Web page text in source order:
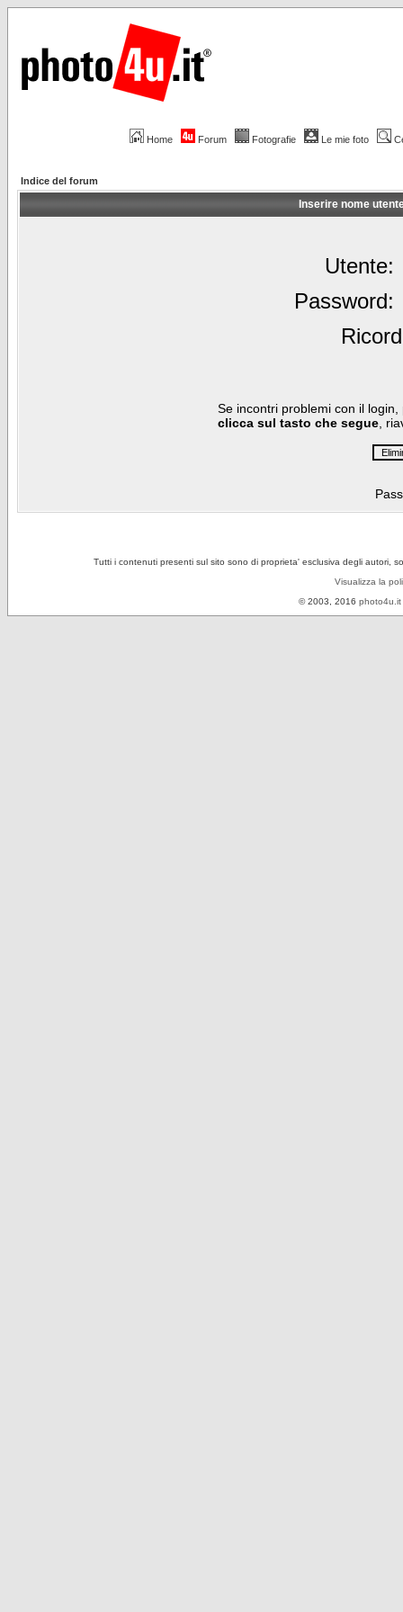
Home Forum Fotografie Le mie foto
Indice del forum
Inserire nome
Utente:
Password:
Se incontri problemi con il
clicca sul tasto che segue ,
Tutti i contenuti presenti sul sito sono di proprieta' esclusiva degli autori,
Visualizza la
© 2003, 2016 photo4u.it